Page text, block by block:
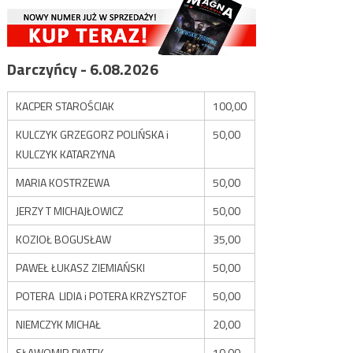
Darczyńcy - 6.08.2026
KACPER STAROŚCIAK
100,00
KULCZYK GRZEGORZ POLIŃSKA i
KULCZYK KATARZYNA
50,00
MARIA KOSTRZEWA
50,00
JERZY T MICHAJŁOWICZ
50,00
KOZIOŁ BOGUSŁAW
35,00
PAWEŁ ŁUKASZ ZIEMIAŃSKI
50,00
POTERA LIDIA i POTERA KRZYSZTOF
50,00
NIEMCZYK MICHAŁ
20,00